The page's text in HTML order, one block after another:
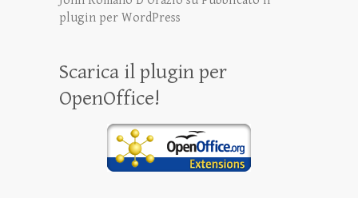
plugin per WordPress
Scarica il plugin per
OpenOffice!